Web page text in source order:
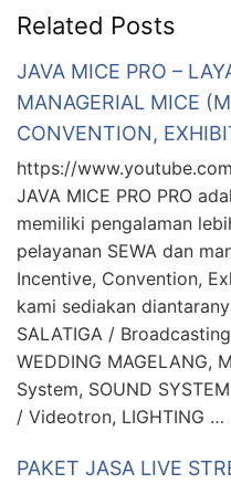
Related Posts
JAVA MICE PRO –
MANAGERIAL MICE
CONVENTION,
https://
JAVA MICE PRO PRO
memiliki pengalaman
pelayanan SEWA dan
Incentive, Convention,
kami sediakan
SALATIGA /
WEDDING MAGELANG,
System, SOUND
/ Videotron, LIGHTING …
PAKET JASA LIVE